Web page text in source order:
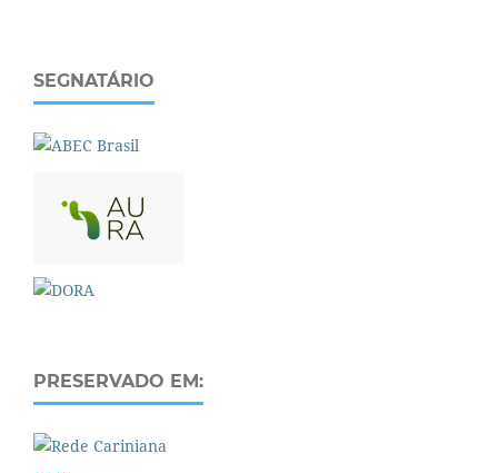
SEGNATÁRIO
PRESERVADO EM: